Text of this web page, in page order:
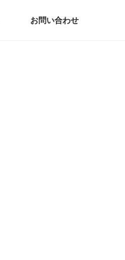
お問い合わせ